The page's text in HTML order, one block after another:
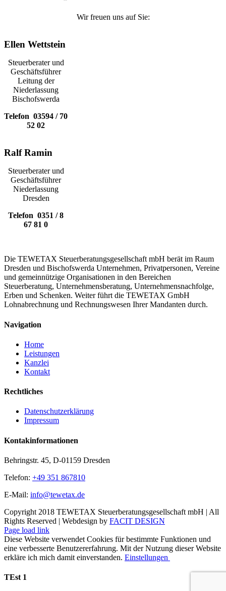
Wir freuen uns auf Sie:
Ellen Wettstein
Steuerberater und
Geschäftsführer
Leitung der
Niederlassung
Bischofswerda
Telefon 03594 / 70
52 02
Ralf Ramin
Steuerberater und
Geschäftsführer
Niederlassung
Dresden
Telefon 0351 / 8
67 81 0
Die TEWETAX Steuerberatungsgesellschaft mbH berät im Raum
Dresden und Bischofswerda Unternehmen, Privatpersonen, Vereine
und gemeinnützige Organisationen in den Bereichen
Steuerberatung, Unternehmensberatung, Unternehmensnachfolge,
Erben und Schenken. Weiter führt die TEWETAX GmbH
Lohnabrechnung und Rechnungswesen Ihrer Mandanten durch.
Navigation
Home
Leistungen
Kanzlei
Kontakt
Rechtliches
Datenschutzerklärung
Impressum
Kontakinformationen
Behringstr. 45, D-01159 Dresden
Telefon: +49 351 867810
E-Mail: info@tewetax.de
Copyright 2018 TEWETAX Steuerberatungsgesellschaft mbH | All
Rights Reserved | Webdesign by FACIT DESIGN
Page load link
Diese Website verwendet Cookies für bestimmte Funktionen und
eine verbesserte Benutzererfahrung. Mit der Nutzung dieser Website
erkläre ich mich damit einverstanden. Einstellungen
TEst 1